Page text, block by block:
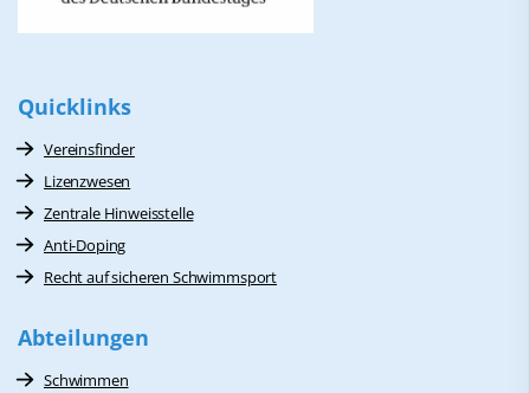
Quicklinks
Vereinsfinder
Lizenzwesen
Zentrale Hinweisstelle
Anti-Doping
Recht auf sicheren Schwimmsport
Abteilungen
Schwimmen